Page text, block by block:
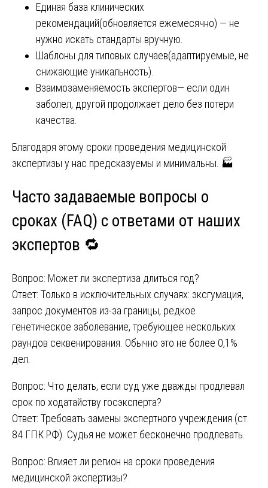
Единая база клинических
рекомендаций(обновляется ежемесячно) — не
нужно искать стандарты вручную.
Шаблоны для типовых случаев(адаптируемые, не
снижающие уникальность).
Взаимозаменяемость экспертов— если один
заболел, другой продолжает дело без потери
качества.
Благодаря этому сроки проведения медицинской
экспертизы у нас предсказуемы и минимальны. 🏭
Часто задаваемые вопросы о
сроках (FAQ) с ответами от наших
экспертов 🔁
Вопрос: Может ли экспертиза длиться год?
Ответ: Только в исключительных случаях: эксгумация,
запрос документов из-за границы, редкое
генетическое заболевание, требующее нескольких
раундов секвенирования. Обычно это не более 0,1%
дел.
Вопрос: Что делать, если суд уже дважды продлевал
срок по ходатайству госэксперта?
Ответ: Требовать замены экспертного учреждения (ст.
84 ГПК РФ). Судья не может бесконечно продлевать.
Вопрос: Влияет ли регион на сроки проведения
медицинской экспертизы?